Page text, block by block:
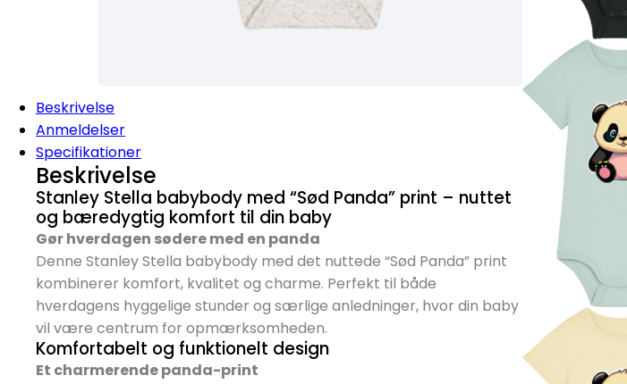
Beskrivelse
Anmeldelser
Specifikationer
Beskrivelse
Stanley Stella babybody med “Sød Panda” print – nuttet
og bæredygtig komfort til din baby
Gør hverdagen sødere med en panda
Denne Stanley Stella babybody med det nuttede “Sød Panda” print
kombinerer komfort, kvalitet og charme. Perfekt til både
hverdagens hyggelige stunder og særlige anledninger, hvor din baby
vil være centrum for opmærksomheden.
Komfortabelt og funktionelt design
Et charmerende panda-print